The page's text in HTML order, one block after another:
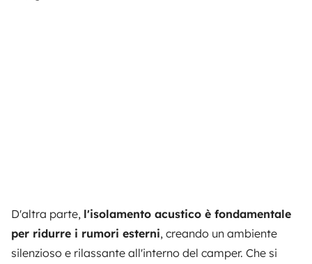
D'altra parte, l'isolamento acustico è fondamentale
per ridurre i rumori esterni, creando un ambiente
silenzioso e rilassante all'interno del camper. Che si